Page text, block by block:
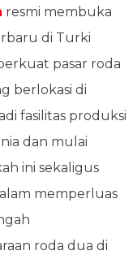
resmi membuka
di Turki
pasar roda
berlokasi di
fasilitas produksi
dan mulai
ini sekaligus
memperluas
roda dua di